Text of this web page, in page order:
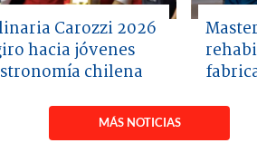
Carozzi 2026
hacia jóvenes
chilena
MÁS NOTICIAS